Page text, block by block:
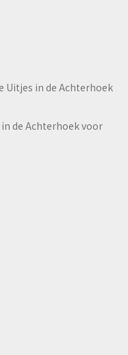
Uitjes in de Achterhoek
de Achterhoek voor